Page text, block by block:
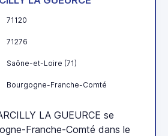
71120
71276
Saône-et-Loire (71)
Bourgogne-Franche-Comté
LA GUEURCE se
Franche-Comté dans le